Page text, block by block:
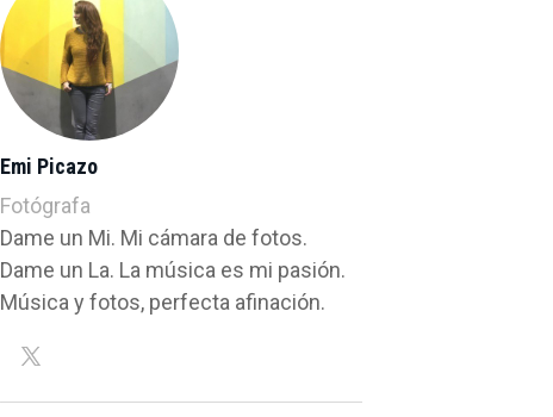
Emi Picazo
Fotógrafa
Dame un Mi. Mi cámara de fotos.
Dame un La. La música es mi pasión.
Música y fotos, perfecta afinación.